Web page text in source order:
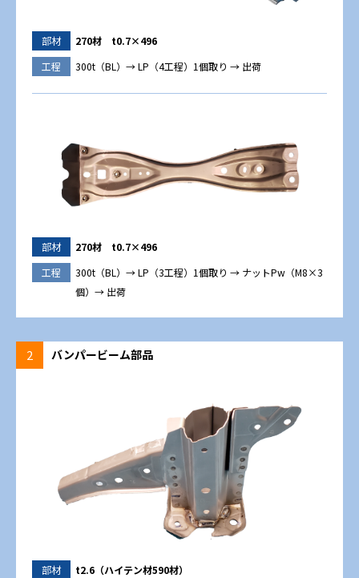
部材
270材 t0.7×496
工程
300t（BL）→ LP（4工程）1個取り → 出荷
部材
270材 t0.7×496
工程
300t（BL）→ LP（3工程）1個取り → ナットPw（M8×3
個）→ 出荷
2 バンパービーム部品
部材
t2.6（ハイテン材590材）